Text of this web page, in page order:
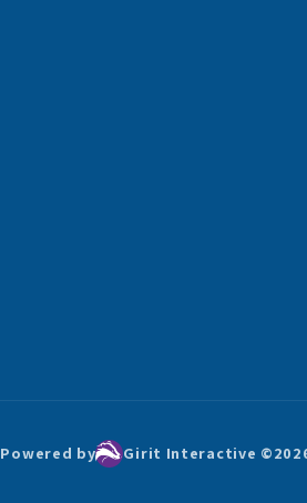
Powered by Girit Interactive ©